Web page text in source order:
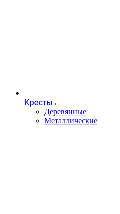
Кресты
Деревянные
Металлические